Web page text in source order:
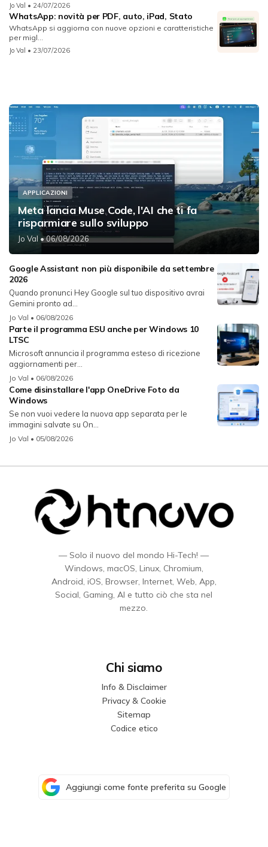
Jo Val • 24/07/2026
WhatsApp: novità per PDF, auto, iPad, Stato
WhatsApp si aggiorna con nuove opzioni e caratteristiche
per migl...
Jo Val • 23/07/2026
APPLICAZIONI
Meta lancia Muse Code, l'AI che ti fa
risparmiare sullo sviluppo
Jo Val • 06/08/2026
Google Assistant non più disponibile da settembre
2026
Quando pronunci Hey Google sul tuo dispositivo avrai
Gemini pronto ad...
Jo Val • 06/08/2026
Parte il programma ESU anche per Windows 10
LTSC
Microsoft annuncia il programma esteso di ricezione
aggiornamenti per...
Jo Val • 06/08/2026
Come disinstallare l'app OneDrive Foto da
Windows
Se non vuoi vedere la nuova app separata per le
immagini salvate su On...
Jo Val • 05/08/2026
— Solo il nuovo del mondo Hi-Tech! —
Windows, macOS, Linux, Chromium,
Android, iOS, Browser, Internet, Web, App,
Social, Gaming, AI e tutto ciò che sta nel
mezzo.
Chi siamo
Info & Disclaimer
Privacy & Cookie
Sitemap
Codice etico
Aggiungi come fonte preferita su Google